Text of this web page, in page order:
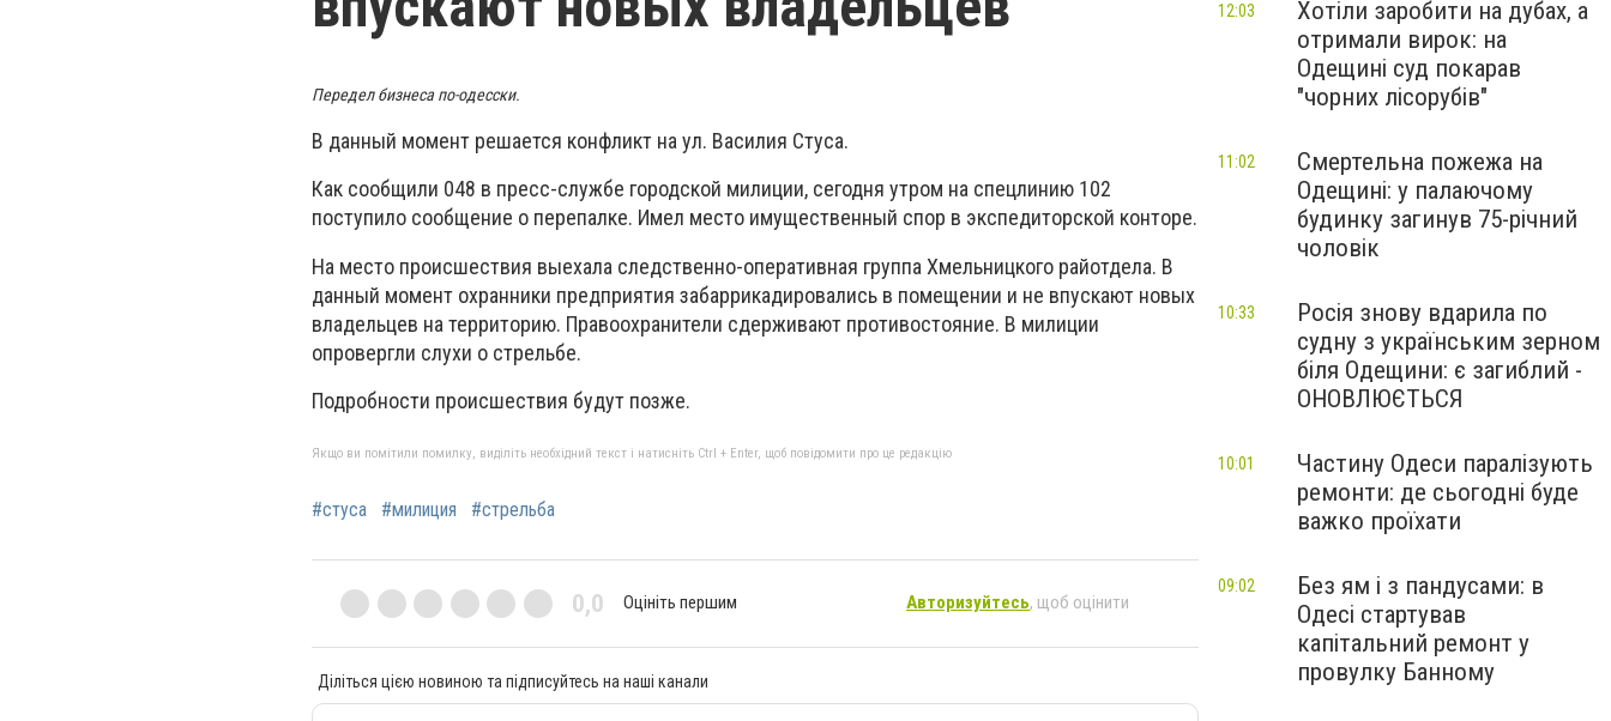
Передел бизнеса по-одесски.
В данный момент решается конфликт на ул. Василия Стуса.
Как сообщили 048 в пресс-службе городской милиции, сегодня утром на спецлинию 102
поступило сообщение о перепалке. Имел место имущественный спор в экспедиторской конторе.
На место происшествия выехала следственно-оперативная группа Хмельницкого райотдела. В
данный момент охранники предприятия забаррикадировались в помещении и не впускают новых
владельцев на территорию. Правоохранители сдерживают противостояние. В милиции
опровергли слухи о стрельбе.
Подробности происшествия будут позже.
Якщо ви помітили помилку, виділіть необхідний текст і натисніть Ctrl + Enter, щоб повідомити про це редакцію
#стуса #милиция #стрельба
0,0 Оцініть першим Авторизуйтесь, щоб оцінити
Діліться цією новиною та підписуйтесь на наші канали
Хотіли заробити на дубах, а
отримали вирок: на
Одещині суд покарав
"чорних лісорубів"
12:03
Смертельна пожежа на
Одещині: у палаючому
будинку загинув 75-річний
чоловік
11:02
Росія знову вдарила по
судну з українським зерном
біля Одещини: є загиблий -
ОНОВЛЮЄТЬСЯ
10:33
Частину Одеси паралізують
ремонти: де сьогодні буде
важко проїхати
10:01
Без ям і з пандусами: в
Одесі стартував
капітальний ремонт у
провулку Банному
09:02